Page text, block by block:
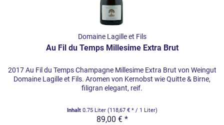
Domaine Lagille et Fils
Au Fil du Temps Millesime Extra Brut
2017 Au Fil du Temps Champagne Millesime Extra Brut von Weingut
Domaine Lagille et Fils. Aromen von Kernobst wie Quitte & Birne,
filigran elegant, reif.
Inhalt 0.75 Liter (118,67 € * / 1 Liter)
89,00 € *